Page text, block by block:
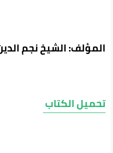
المؤلف: الشيخ نجم
تحميل الكتاب